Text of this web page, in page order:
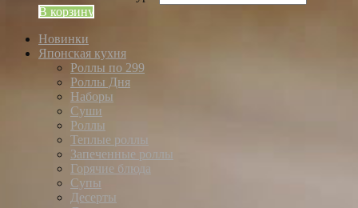
В корзину
Новинки
Японская кухня
Роллы по 299
Роллы Дня
Наборы
Суши
Роллы
Теплые роллы
Запеченные роллы
Горячие блюда
Супы
Десерты